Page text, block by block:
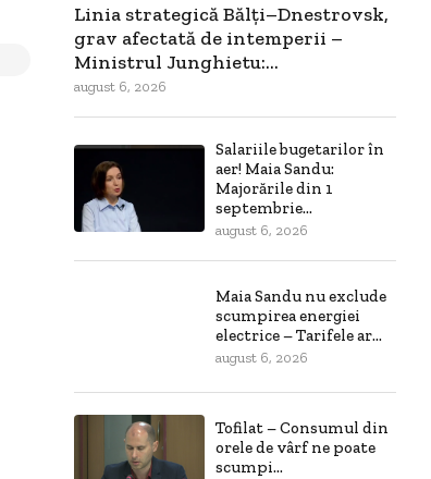
Linia strategică Bălți–Dnestrovsk,
grav afectată de intemperii –
Ministrul Junghietu:...
august 6, 2026
Salariile bugetarilor în
aer! Maia Sandu:
Majorările din 1
septembrie...
august 6, 2026
Maia Sandu nu exclude
scumpirea energiei
electrice – Tarifele ar...
august 6, 2026
Tofilat – Consumul din
orele de vârf ne poate
scumpi...